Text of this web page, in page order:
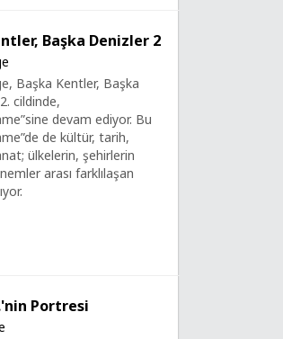
Başka Denizler 2
Başka Kentler, Başka
cildinde,
devam ediyor. Bu
de kültür, tarih,
ülkelerin, şehirlerin
arası farklılaşan
Portresi